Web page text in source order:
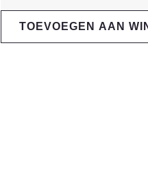
TOEVOEGEN AAN